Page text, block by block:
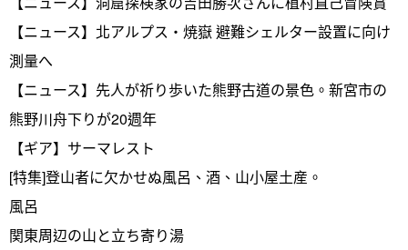
【ニュース】北アルプス・焼嶽 避難シェルター設置に向け
測量へ
【ニュース】先人が祈り歩いた熊野古道の景色。新宮市の
熊野川舟下りが20週年
【ギア】サーマレスト
[特集]登山者に欠かせぬ風呂、酒、山小屋土産。
風呂
関東周辺の山と立ち寄り湯